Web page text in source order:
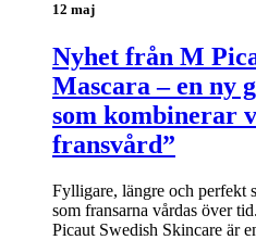
12 maj
Nyhet från M
Mascara – en ny
som kombinerar
fransvård”
Fylligare, längre och perfekt
som fransarna vårdas över
Picaut Swedish Skincare är